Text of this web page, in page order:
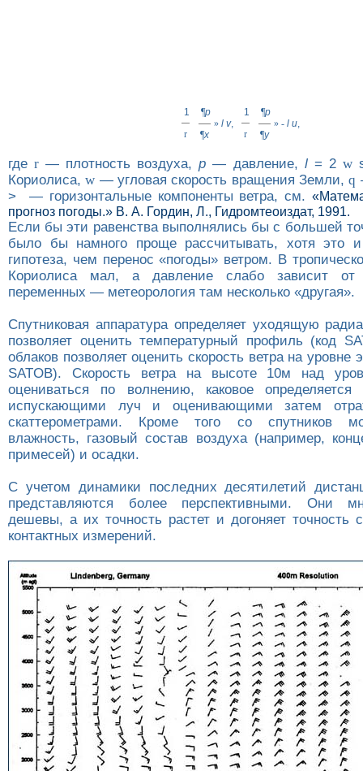
1
r
¶p
¶x
» l v,
1
r
¶p
¶y
» - l u
гдеr — плотность воздуха,p — давление, l= 2 w
Кориолиса,w — угловая скорость вращения Земли,q
> — горизонтальные компоненты ветра, см.
прогноз погоды.» В. А. Гордин, Л., Гидромтеоиздат, 1991.
Если бы эти равенства выполнялись бы с большей
было бы намного проще рассчитывать, хотя это
гипотеза, чем перенос «погоды» ветром. В
Кориолиса мал, а давление слабо зависит от
переменных — метеорология там несколько «другая».
Спутниковая аппаратура определяет уходящую
позволяет оценить температурный профиль (код
облаков позволяет оценить скорость ветра на уровне
SATOB). Скорость ветра на высоте 10м над
оцениваться по волнению, каковое
испускающими луч и оценивающими затем
скаттерометрами. Кроме того со спутников
влажность, газовый состав воздуха (например,
примесей) и осадки.
С учетом динамики последних десятилетий
представляются более перспективными. Они
дешевы, а их точность растет и догоняет точность
контактных измерений.